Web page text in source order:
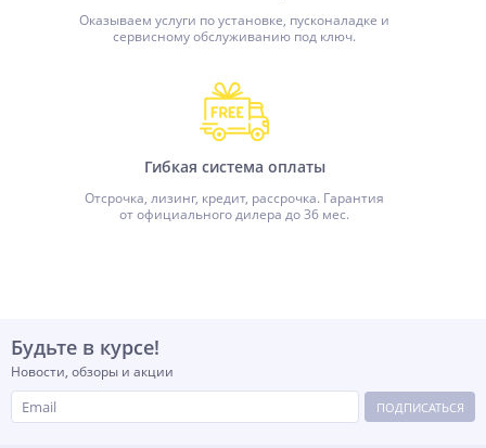
Оказываем услуги по установке, пусконаладке и
сервисному обслуживанию под ключ.
Гибкая система оплаты
Отсрочка, лизинг, кредит, рассрочка. Гарантия
от официального дилера до 36 мес.
Будьте в курсе!
Новости, обзоры и акции
ПОДПИСАТЬСЯ